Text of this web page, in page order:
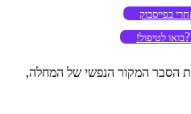
בפייסבוק
בואו לטיפול!
הסבר המקור הנפשי של המחלה,